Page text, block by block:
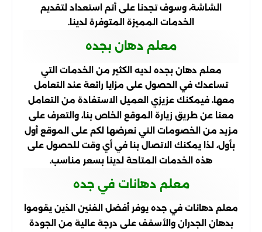
الشاشة، وسوف تجدنا على أتم استعداد لتقديم
الخدمات المميزة المتوفرة لدينا.
معلم دهان بجده
معلم دهان بجده لديه الكثير من الخدمات التي
تساعدك في الحصول على مزايا رائعة عند التعامل
معها، فيمكنك عزيزي العميل الاستفادة من التعامل
معنا عن طريق زيارة الموقع الخاص بنا، والتعرف على
مزيد من الخصومات التي نعرضها لكم على الموقع أول
بأول، لذا يمكنك الاتصال بنا في أي وقت للحصول على
هذه الخدمات المتاحة لدينا بسعر مناسب.
معلم دهانات في جده
معلم دهانات في جده يوفر أفضل الفنين الذين يقوموا
بدهان الجدران والأسقف على درجة عالية من الجودة